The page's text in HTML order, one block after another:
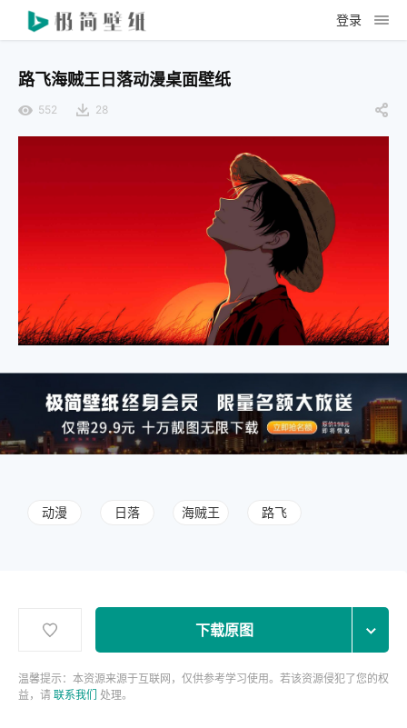
登录
路飞海贼王日落动漫桌面壁纸
552 28
动漫 日落 海贼王 路飞
下载原图
温馨提示：本资源来源于互联网，仅供参考学习使用。若该资源侵犯了您的权
益，请 联系我们 处理。